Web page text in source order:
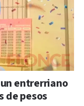
entrerriano
de pesos